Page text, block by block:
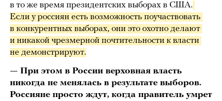
в то же время президентских выборах в США.
Если у россиян есть возможность поучаствовать
в конкурентных выборах, они это охотно делают
и никакой чрезмерной почтительности к власти
не демонстрируют.
— При этом в России верховная власть
никогда не менялась в результате выборов.
Россияне просто ждут, когда правитель умрет